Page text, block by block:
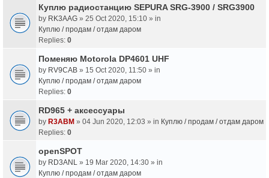
Куплю радиостанцию SEPURA SRG-3900 / SRG3900
by RK3AAG » 25 Oct 2020, 15:10 » in
Куплю / продам / отдам даром
Replies: 0
Поменяю Motorola DP4601 UHF
by RV9CAB » 15 Oct 2020, 11:50 » in
Куплю / продам / отдам даром
Replies: 0
RD965 + аксессуары
by R3ABM » 04 Jun 2020, 12:03 » in Куплю / продам / отдам даром
Replies: 0
openSPOT
by RD3ANL » 19 Mar 2020, 14:30 » in
Куплю / продам / отдам даром